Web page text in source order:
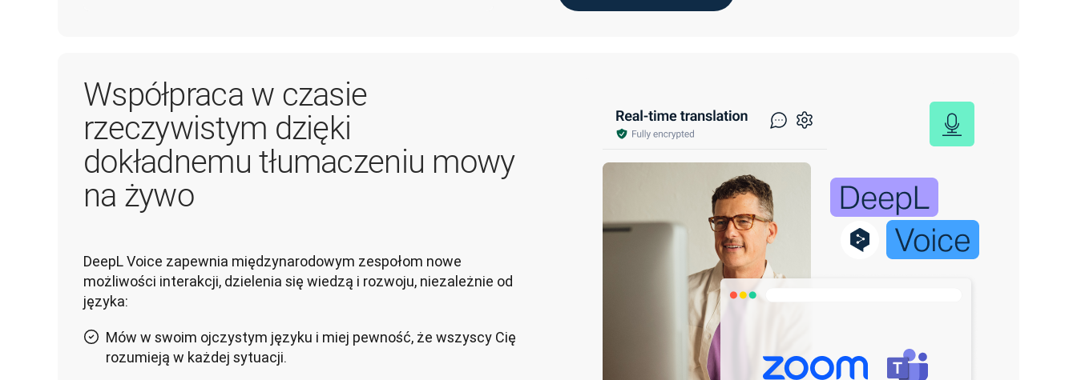
Współpraca w czasie
rzeczywistym dzięki
dokładnemu tłumaczeniu mowy
na żywo
DeepL Voice zapewnia międzynarodowym zespołom nowe
możliwości interakcji, dzielenia się wiedzą i rozwoju, niezależnie od
języka:
Mów w swoim ojczystym języku i miej pewność, że wszyscy Cię
rozumieją w każdej sytuacji.